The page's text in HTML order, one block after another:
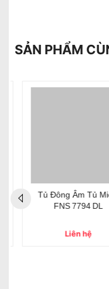
SẢN PHẨM
Tủ Đông Âm Tủ
FNS 7794 DL
Liên hệ